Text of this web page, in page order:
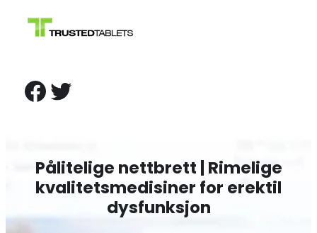
Facebook Twitter
Pålitelige nettbrett | Rimelige
kvalitetsmedisiner for erektil
dysfunksjon